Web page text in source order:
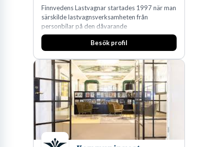
Finnvedens Lastvagnar startades 1997 när man
särskilde lastvagnsverksamheten från
personbilar på den dåvarande
huvudanläggningen i Värnamo. Sedan dess har
man expanderat kraftigt genom ett antal
den största privata återförsäljaren av Volvo
Lastvagnar och finns representerade på 20
orter i södra Sverige.
Besök profil